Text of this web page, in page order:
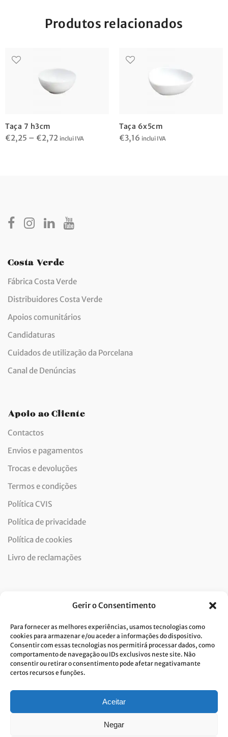
Gerir o Consentimento
Para fornecer as melhores experiências, usamos tecnologias como
cookies para armazenar e/ou aceder a informações do dispositivo.
Consentir com essas tecnologias nos permitirá processar dados, como
comportamento de navegação ou IDs exclusivos neste site. Não
consentir ou retirar o consentimento pode afetar negativamante
certos recursos e funções.
Aceitar
Negar
Produtos relacionados
Taça 7 h3cm
€2,25 – €2,72 Price
inclui IVA
Taça 6x5cm
€3,16 inclui IVA
Costa Verde
Fábrica Costa Verde
Distribuidores Costa Verde
Apoios comunitários
Candidaturas
Cuidados de utilização da Porcelana
Canal de Denúncias
Apoio ao Cliente
Contactos
Envios e pagamentos
Trocas e devoluções
Termos e condições
Política CVIS
Política de privacidade
Política de cookies
Livro de reclamações
Dou consentimento ao tratamento de dados e aceito a
política de privacidade.*
A Costa Verde está comprometida com a implementação do RGPD. Para
Cliqueaquie conheça a nossa Política de Privacidade.